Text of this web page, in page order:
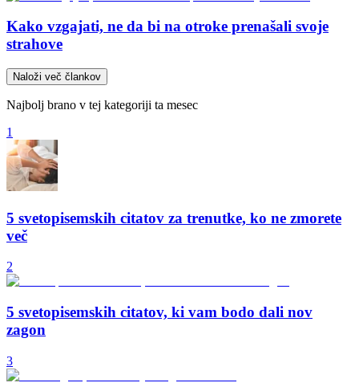
Kako vzgajati, ne da bi na otroke prenašali svoje
strahove
Naloži več člankov
Najbolj brano v tej kategoriji ta mesec
1
5 svetopisemskih citatov za trenutke, ko ne zmorete
več
2
5 svetopisemskih citatov, ki vam bodo dali nov
zagon
3